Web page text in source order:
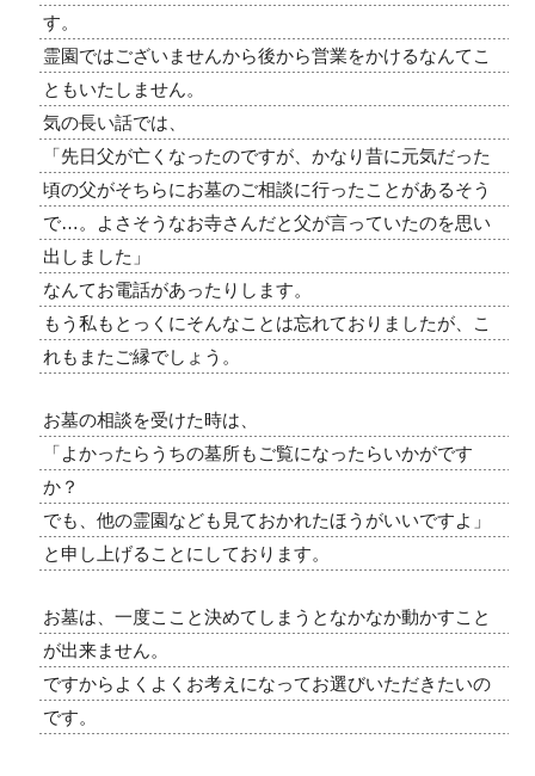
す。
霊園ではございませんから後から営業をかけるなんてこ
ともいたしません。
気の長い話では、
「先日父が亡くなったのですが、かなり昔に元気だった
頃の父がそちらにお墓のご相談に行ったことがあるそう
で…。よさそうなお寺さんだと父が言っていたのを思い
出しました」
なんてお電話があったりします。
もう私もとっくにそんなことは忘れておりましたが、こ
れもまたご縁でしょう。
お墓の相談を受けた時は、
「よかったらうちの墓所もご覧になったらいかがです
か？
でも、他の霊園なども見ておかれたほうがいいですよ」
と申し上げることにしております。
お墓は、一度ここと決めてしまうとなかなか動かすこと
が出来ません。
ですからよくよくお考えになってお選びいただきたいの
です。